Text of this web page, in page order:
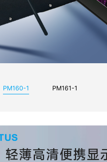
PM160-1 PM161-1